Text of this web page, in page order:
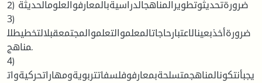
2) ضرورةتحديثوتطويرالمناهجالدراسيةبالمعارفوالعلومالحديثة
3)
ضرورةأخذبعينالاعتبارحاجاتالمعلموالتعلموالمجتمعقبلالتخطيطلل
مناهج.
4)
يجبأنتكونالمناهجمتسلحةبمعارفوفلسفاتتربويةومهاراتحركيةوات